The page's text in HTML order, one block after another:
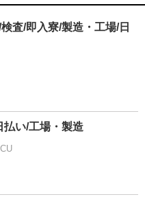
査/即入寮/製造・工場/日
払い/工場・製造